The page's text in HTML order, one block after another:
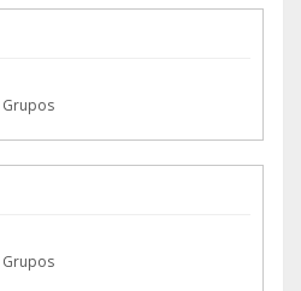
Grupos
Grupos